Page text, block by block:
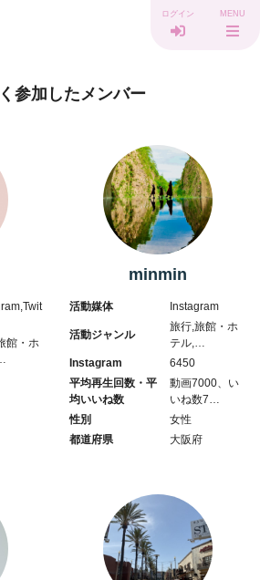
ログイン MENU
参加したメンバー
館・ホ
minmin
活動媒体 Instagram
活動ジャンル
旅行,旅館・ホ
テル,…
Instagram
6450
平均再生回数・平
均いいね数
動画7000、い
いね数7…
性別
女性
都道府県
大阪府